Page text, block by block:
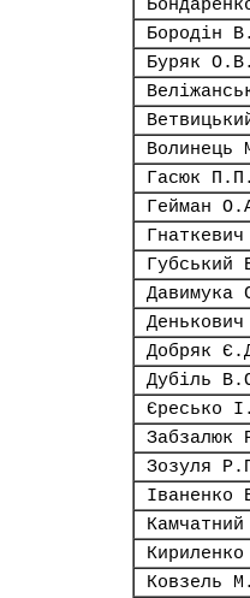
Бородін
Буряк О.В.
Волинець
Гасюк П.П.
Гейман
Губський
Давимука
Добряк
Дубіль
Єресько
Забзалюк
Зозуля
Іваненко
Ковзель